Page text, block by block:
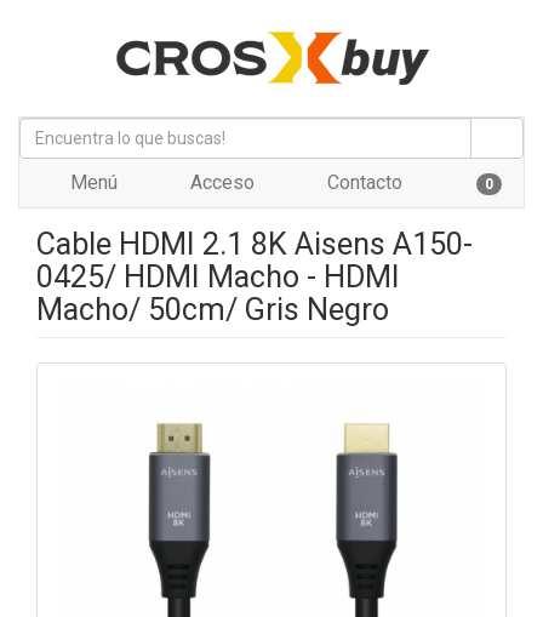
Menú Acceso Contacto 0
Cable HDMI 2.1 8K Aisens A150-
0425/ HDMI Macho - HDMI
Macho/ 50cm/ Gris Negro